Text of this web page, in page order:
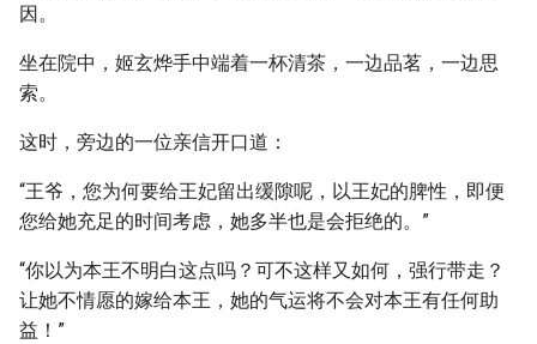
因。
坐在院中，姬玄烨手中端着一杯清茶，一边品茗，一边思
索。
这时，旁边的一位亲信开口道：
“王爷，您为何要给王妃留出缓隙呢，以王妃的脾性，即便
您给她充足的时间考虑，她多半也是会拒绝的。”
“你以为本王不明白这点吗？可不这样又如何，强行带走？
让她不情愿的嫁给本王，她的气运将不会对本王有任何助
益！”